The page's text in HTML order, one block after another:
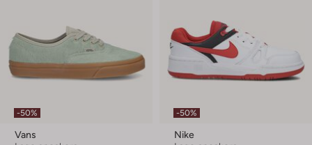
-50%
Vans
-50%
Nike